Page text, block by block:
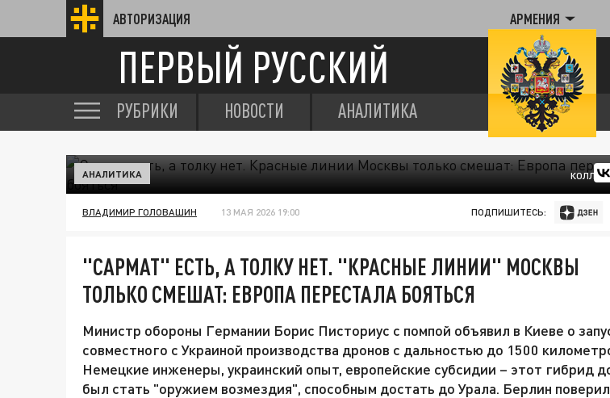
АВТОРИЗАЦИЯ АРМЕНИЯ
ПЕРВЫЙ РУССКИЙ
РУБРИКИ НОВОСТИ АНАЛИТИКА
АНАЛИТИКА
ВЛАДИМИР ГОЛОВАШИН 13 МАЯ 2026 19:00 ПОДПИШИТЕСЬ:
"САРМАТ" ЕСТЬ, А ТОЛКУ НЕТ. "КРАСНЫЕ ЛИНИИ" МОСКВЫ
ТОЛЬКО СМЕШАТ: ЕВРОПА ПЕРЕСТАЛА БОЯТЬСЯ
Министр обороны Германии Борис Писториус с помпой объявил в Киеве о
совместного с Украиной производства дронов с дальностью до 1500
Немецкие инженеры, украинский опыт, европейские субсидии – этот гибрид
был стать "оружием возмездия", способным достать до Урала. Берлин